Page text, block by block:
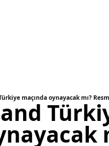
maçında oynayacak mı?